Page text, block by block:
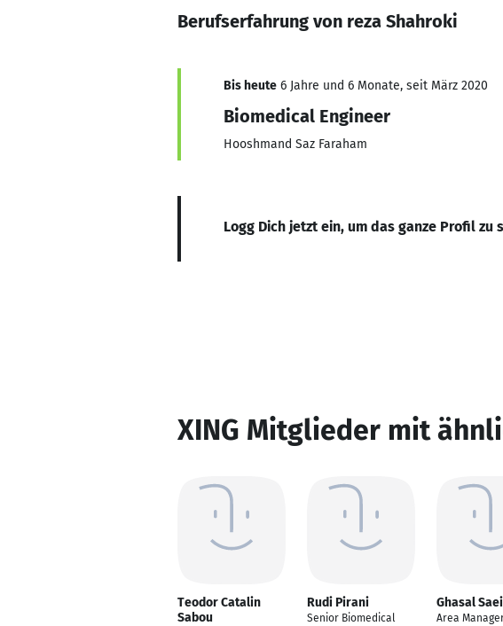
Berufserfahrung von reza Shahroki
Bis heute 6 Jahre und 6 Monate, seit März 2020
Biomedical Engineer
Hooshmand Saz Faraham
Logg Dich jetzt ein, um das ganze Profil zu
XING Mitglieder mit
Teodor Catalin
Sabou
Rudi Pirani
Senior Biomedical
Ghasal
Area